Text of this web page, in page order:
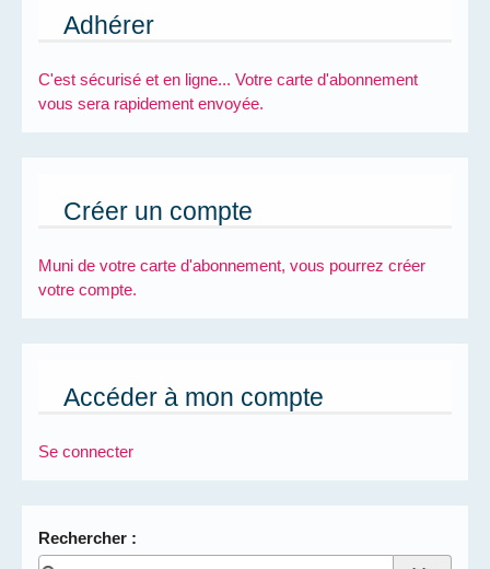
Adhérer
C'est sécurisé et en ligne... Votre carte d'abonnement
vous sera rapidement envoyée.
Créer un compte
Muni de votre carte d'abonnement, vous pourrez créer
votre compte.
Accéder à mon compte
Se connecter
Rechercher :